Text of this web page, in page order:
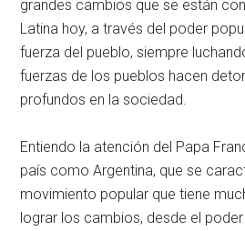
grandes cambios que se están
Latina hoy, a través del poder
fuerza del pueblo, siempre
fuerzas de los pueblos hacen
profundos en la sociedad.
Entiendo la atención del Papa
país como Argentina, que se
movimiento popular que tiene
lograr los cambios, desde el